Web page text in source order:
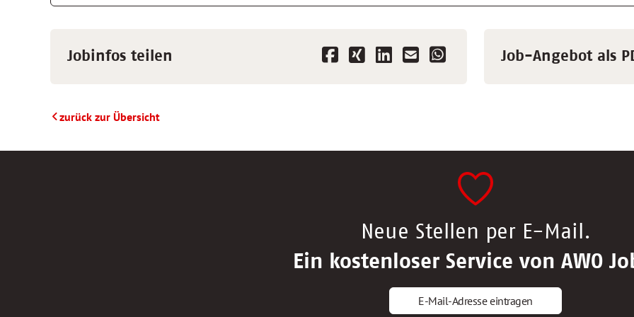
Jobinfos teilen Job-Angebot als
zurück zur Übersicht
Neue Stellen per E-Mail.
Ein kostenloser Service von AWO
E-Mail-Adresse eintragen